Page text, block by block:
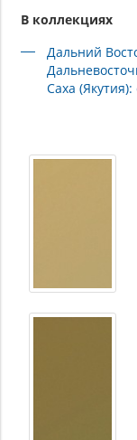
В коллекциях
Дальний
Саха